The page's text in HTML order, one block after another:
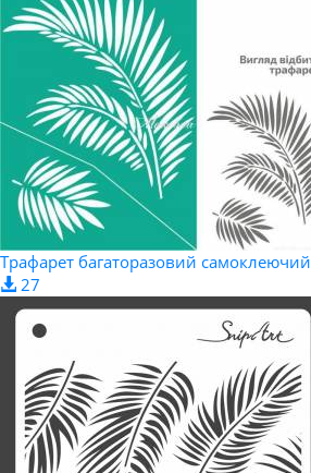
Трафарет багаторазовий самоклеючий
27